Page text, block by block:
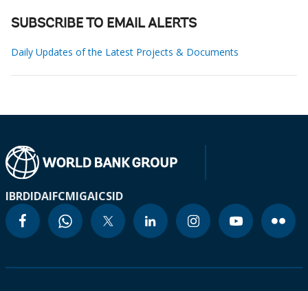
SUBSCRIBE TO EMAIL ALERTS
Daily Updates of the Latest Projects & Documents
IBRDIDAIFCMIGAICSID